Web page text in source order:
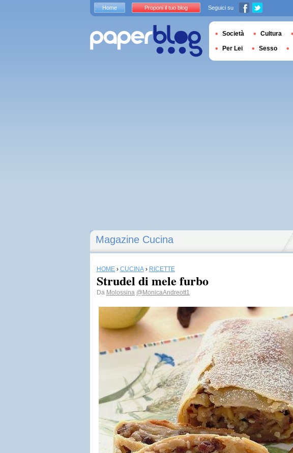
Magazine Cucina
HOME › CUCINA › RICETTE
Strudel di mele furbo
Da Molossina @MonicaAndreott1
Home Proponi il tuo blog Seguici su
Società Cultura
Per Lei Sesso